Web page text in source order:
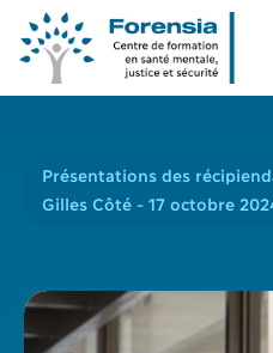
Présentations des
Gilles Côté - 17 octobre